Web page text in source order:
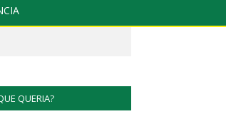
QUERIA?